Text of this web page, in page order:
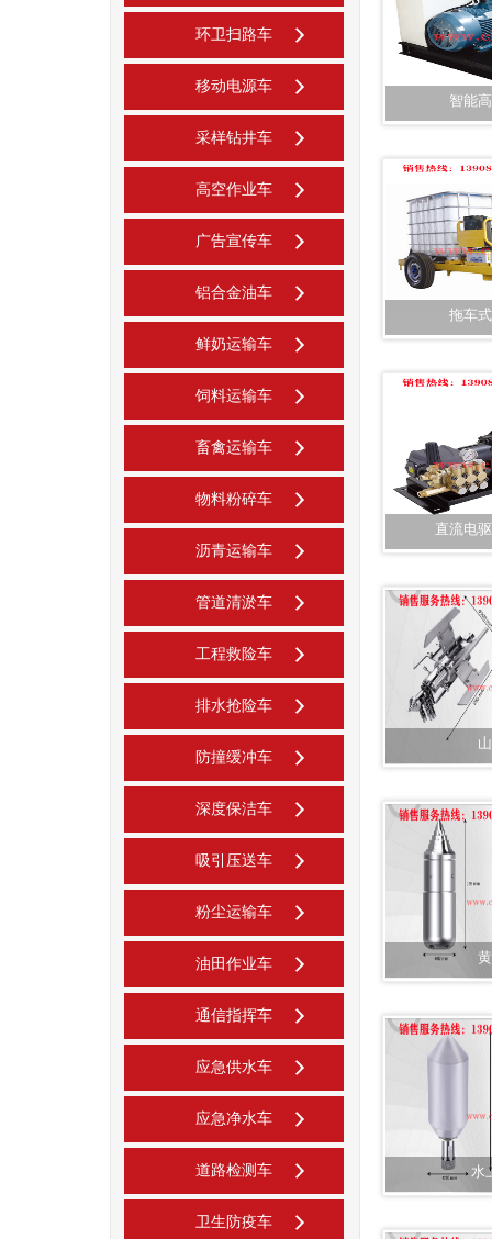
环卫扫路车
移动电源车
采样钻井车
高空作业车
广告宣传车
铝合金油车
鲜奶运输车
饲料运输车
畜禽运输车
物料粉碎车
沥青运输车
管道清淤车
工程救险车
排水抢险车
防撞缓冲车
深度保洁车
吸引压送车
粉尘运输车
油田作业车
通信指挥车
应急供水车
应急净水车
道路检测车
卫生防疫车
智能
拖车
直流电
水